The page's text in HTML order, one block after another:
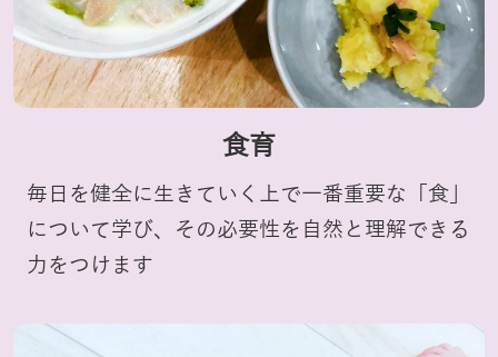
食育
毎日を健全に生きていく上で一番重要な「食」
について学び、その必要性を自然と理解できる
力をつけます